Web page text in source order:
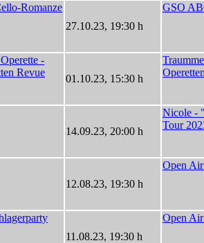
27.10.23, 19:30 h
GSO
01.10.23, 15:30 h
14.09.23, 20:00 h
Nicole -
Tour
12.08.23, 19:30 h
Open
11.08.23, 19:30 h
Open